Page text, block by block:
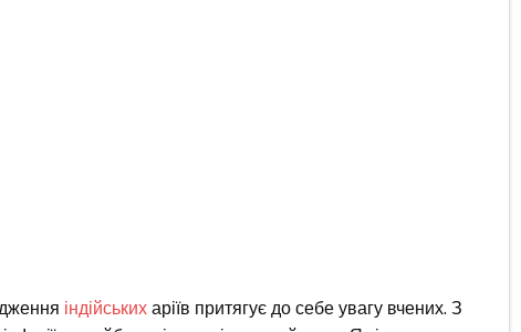
індійськихаріїв притягує до себе увагу вчених. З